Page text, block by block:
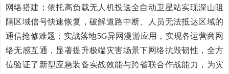
网络搭建；依托高负载无人机投送全自动卫星站实现深山阻
隔区域信号快速恢复，破解道路中断、人员无法抵达区域的
通信抢修难题；实战落地5G异网漫游应用，实现各运营商网
络无感互通，显著提升极端灾害场景下网络抗毁韧性，全方
位验证了新型应急装备实战效能与跨省联合作战能力，为灾